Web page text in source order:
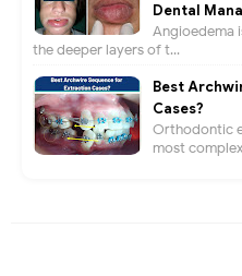
Dental
Angioedema
the deeper layers of t...
Best
Cases?
Orthodontic
most